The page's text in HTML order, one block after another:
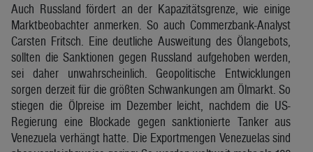
Auch Russland fördert an der Kapazitätsgrenze, wie einige
Marktbeobachter anmerken. So auch Commerzbank-Analyst
Carsten Fritsch. Eine deutliche Ausweitung des Ölangebots,
sollten die Sanktionen gegen Russland aufgehoben werden,
sei daher unwahrscheinlich. Geopolitische Entwicklungen
sorgen derzeit für die größten Schwankungen am Ölmarkt. So
stiegen die Ölpreise im Dezember leicht, nachdem die US-
Regierung eine Blockade gegen sanktionierte Tanker aus
Venezuela verhängt hatte. Die Exportmengen Venezuelas sind